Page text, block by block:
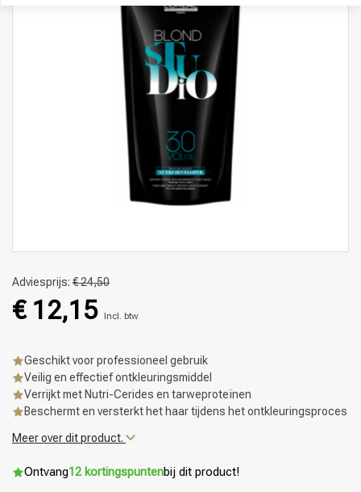
Adviesprijs: € 24,50
€ 12,15 Incl. btw
Geschikt voor professioneel gebruik
Veilig en effectief ontkleuringsmiddel
Verrijkt met Nutri-Cerides en tarweproteïnen
Beschermt en versterkt het haar tijdens het ontkleuringsproces
Meer over dit product.
Ontvang12 kortingspuntenbij dit product!